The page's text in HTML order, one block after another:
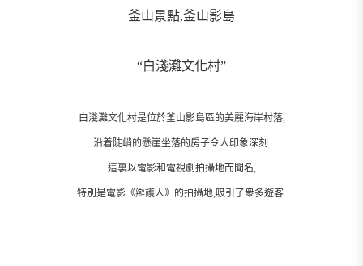
釜山景點,釜山影島
“白淺灘文化村”
白淺灘文化村是位於釜山影島區的美麗海岸村落,
沿着陡峭的懸崖坐落的房子令人印象深刻.
這裏以電影和電視劇拍攝地而聞名,
特別是電影《辯護人》的拍攝地,吸引了衆多遊客.